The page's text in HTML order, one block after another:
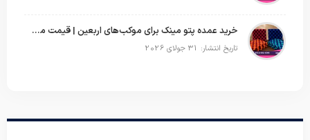
خرید عمده پتو مینک برای موکب‌های اربعین | قیمت مناسب و ارسال سریع
تاریخ انتشار: 31 جولای 2026